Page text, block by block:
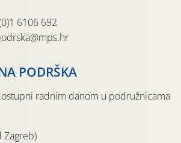
6106 692
PODRŠKA
radnim danom u podružnicama
Zagreb)